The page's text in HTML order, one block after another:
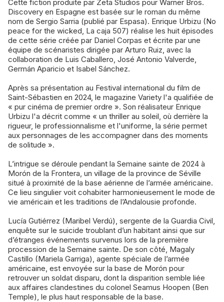
Cette fiction produite par Zeta Studios pour Warner Bros.
Discovery en Espagne est basée sur le roman du même
nom de Sergio Sarria (publié par Espasa). Enrique Urbizu (No
peace for the wicked, La caja 507) réalise les huit épisodes
de cette série créée par Daniel Corpas et écrite par une
équipe de scénaristes dirigée par Arturo Ruiz, avec la
collaboration de Luis Caballero, José Antonio Valverde,
Germán Aparicio et Isabel Sánchez.
Après sa présentation au Festival international du film de
Saint-Sébastien en 2024, le magazine Variety l'a qualifiée de
« pur cinéma de premier ordre ». Son réalisateur Enrique
Urbizu l'a décrit comme « un thriller au soleil, où derrière la
rigueur, le professionnalisme et l'uniforme, la série permet
aux personnages de les accompagner dans des moments
de solitude ».
L’intrigue se déroule pendant la Semaine sainte de 2024 à
Morón de la Frontera, un village de la province de Séville
situé à proximité de la base aérienne de l’armée américaine.
Ce lieu singulier voit cohabiter harmonieusement le mode de
vie américain et les traditions de l’Andalousie profonde.
Lucía Gutiérrez (Maribel Verdú), sergente de la Guardia Civil,
enquête sur le suicide troublant d’un habitant ainsi que sur
d’étranges événements survenus lors de la première
procession de la Semaine sainte. De son côté, Magaly
Castillo (Mariela Garriga), agente spéciale de l’armée
américaine, est envoyée sur la base de Morón pour
retrouver un soldat disparu, dont la disparition semble liée
aux affaires clandestines du colonel Seamus Hoopen (Ben
Temple), le plus haut responsable de la base.